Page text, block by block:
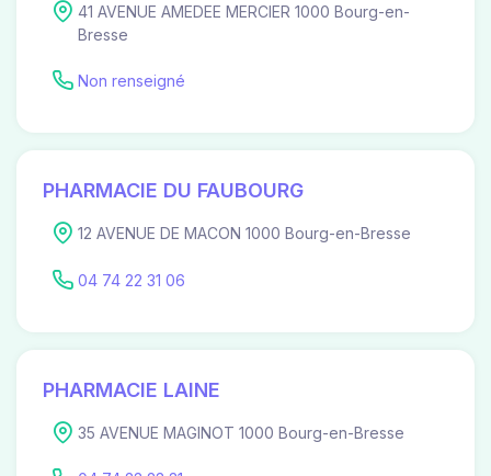
41 AVENUE AMEDEE MERCIER 1000 Bourg-en-
Bresse
Non renseigné
PHARMACIE DU FAUBOURG
12 AVENUE DE MACON 1000 Bourg-en-Bresse
04 74 22 31 06
PHARMACIE LAINE
35 AVENUE MAGINOT 1000 Bourg-en-Bresse